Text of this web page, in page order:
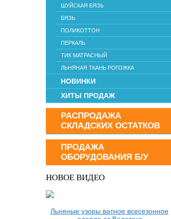
ШУЙСКАЯ БЯЗЬ
БЯЗЬ
ПОЛИКОТТОН
ПЕРКАЛЬ
ТИК МАТРАСНЫЙ
ЛЬНЯНАЯ ТКАНЬ РОГОЖКА
НОВИНКИ
ХИТЫ ПРОДАЖ
РАСПРОДАЖА
СКЛАДСКИХ ОСТАТКОВ
ПРОДАЖА
ОБОРУДОВАНИЯ Б/У
НОВОЕ ВИДЕО
Льняные узоры ватное всесезонное